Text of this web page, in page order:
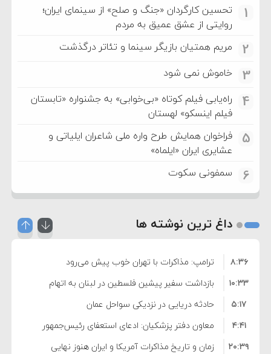
1
تحسین کارگردان «جنگ و صلح» از سینمای ایران؛
روایتی از عشق عمیق به مردم
2 مریم همتیان بازیگر سینما و تئاتر درگذشت
3 خاموش نمی شود
4
راه‌یابی فیلم کوتاه «بی‌خوابی» به جشنواره «تابستان
فیلم اینسکو» لهستان
5
فراخوان همایش طرح واره ملی شاعران ایلیاتی و
عشایری ایران «ایلماه»
6 سمفونی سکوت
داغ ترین نوشته ها
ترامپ: مذاکرات با تهران خوب پیش می‌رود
۸:۳۶
بازداشت سفیر پیشین فلسطین در لبنان به اتهام
فساد و اختلاس اموال
۱۰:۳۳
حادثه دریایی در نزدیکی سواحل عمان
۵:۱۷
معاون دفتر پزشکیان: ادعای استعفای رئیس‌جمهور
واهی و کذب محض است
۴:۴۱
زمان و تاریخ مذاکرات آمریکا و ایران هنوز نهایی
۲۰:۳۹